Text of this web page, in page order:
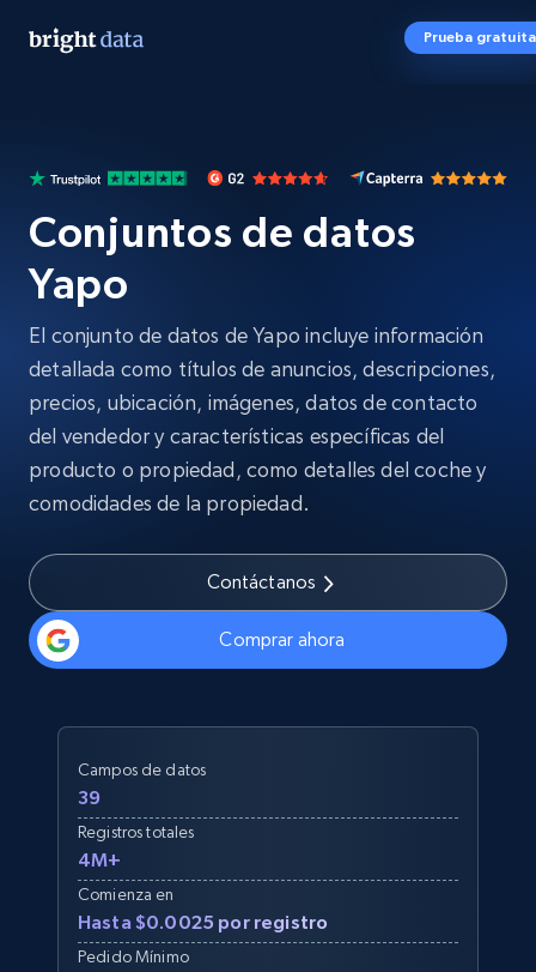
Prueba gratuita
Conjuntos de datos
Yapo
El conjunto de datos de Yapo incluye información
detallada como títulos de anuncios, descripciones,
precios, ubicación, imágenes, datos de contacto
del vendedor y características específicas del
producto o propiedad, como detalles del coche y
comodidades de la propiedad.
Contáctanos
Comprar ahora
Campos de datos
39
Registros totales
4M+
Comienza en
Hasta $0.0025 por registro
Pedido Mínimo